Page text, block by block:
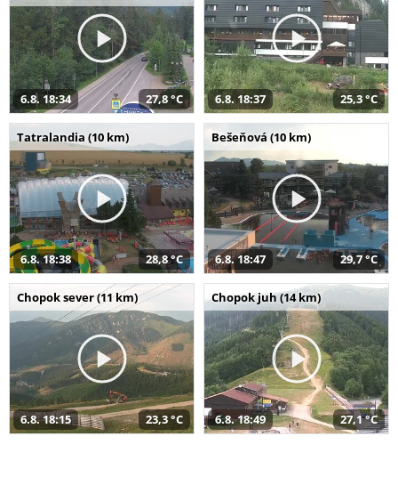
6.8. 18:34 27,8 °C 6.8. 18:37 25,3 °C
Tatralandia (10 km)
6.8. 18:38 28,8 °C
Bešeňová (10 km)
6.8. 18:47 29,7 °C
Chopok sever (11 km)
6.8. 18:15 23,3 °C
Chopok juh (14 km)
6.8. 18:49 27,1 °C